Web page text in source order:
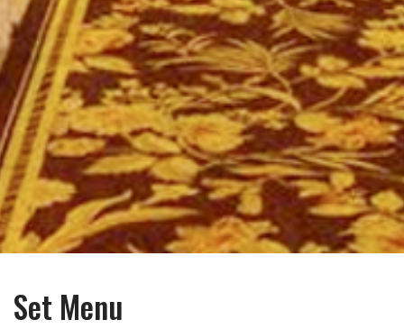
Set Menu